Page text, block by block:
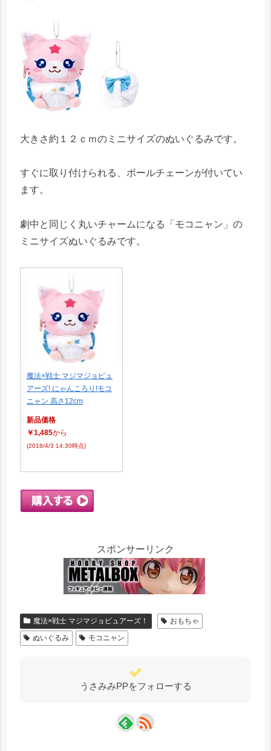
大きさ約１２ｃｍのミニサイズのぬいぐるみです。
すぐに取り付けられる、ボールチェーンが付いてい
ます。
劇中と同じく丸いチャームになる「モコニャン」の
ミニサイズぬいぐるみです。
魔法×戦士 マジマジョピュ
アーズ! にゃんころり!モコ
ニャン 高さ12cm
新品価格
￥1,485から
(2018/4/3 14:30時点)
スポンサーリンク
魔法×戦士 マジマジョピュアーズ！
おもちゃ
ぬいぐるみ
モコニャン
うさみみPPをフォローする